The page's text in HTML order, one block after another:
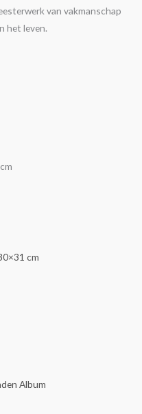
van vakmanschap
het leven.
cm
Album